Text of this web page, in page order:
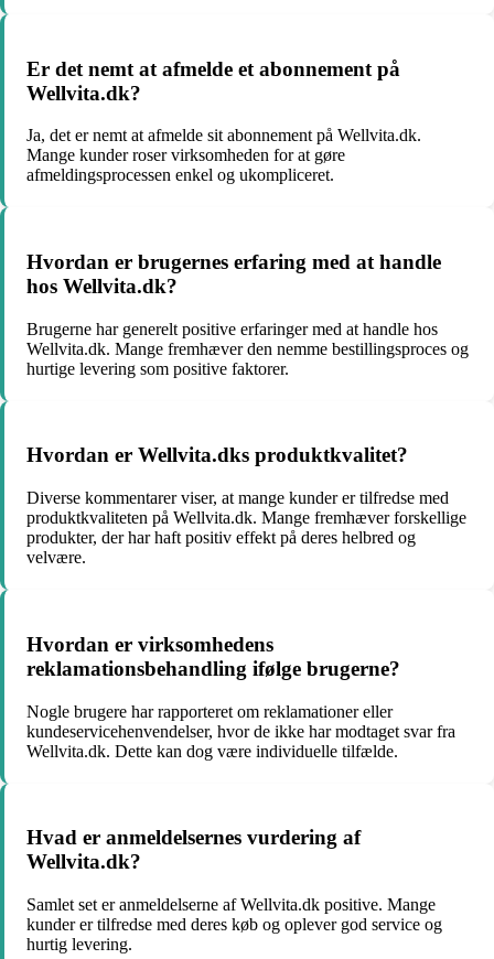
Er det nemt at afmelde et abonnement på
Wellvita.dk?
Ja, det er nemt at afmelde sit abonnement på Wellvita.dk.
Mange kunder roser virksomheden for at gøre
afmeldingsprocessen enkel og ukompliceret.
Hvordan er brugernes erfaring med at handle
hos Wellvita.dk?
Brugerne har generelt positive erfaringer med at handle hos
Wellvita.dk. Mange fremhæver den nemme bestillingsproces og
hurtige levering som positive faktorer.
Hvordan er Wellvita.dks produktkvalitet?
Diverse kommentarer viser, at mange kunder er tilfredse med
produktkvaliteten på Wellvita.dk. Mange fremhæver forskellige
produkter, der har haft positiv effekt på deres helbred og
velvære.
Hvordan er virksomhedens
reklamationsbehandling ifølge brugerne?
Nogle brugere har rapporteret om reklamationer eller
kundeservicehenvendelser, hvor de ikke har modtaget svar fra
Wellvita.dk. Dette kan dog være individuelle tilfælde.
Hvad er anmeldelsernes vurdering af
Wellvita.dk?
Samlet set er anmeldelserne af Wellvita.dk positive. Mange
kunder er tilfredse med deres køb og oplever god service og
hurtig levering.